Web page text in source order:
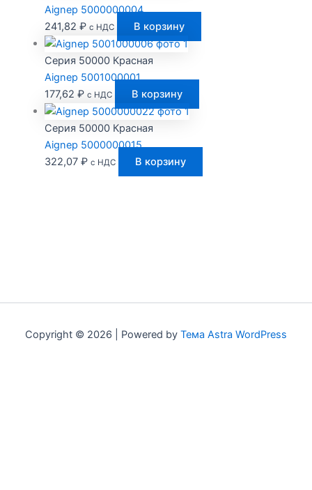
Aignep 5000000004
241,82 ₽ с НДС В корзину
Серия 50000 Красная
Aignep 5001000001
177,62 ₽ с НДС В корзину
Серия 50000 Красная
Aignep 5000000015
322,07 ₽ с НДС В корзину
Copyright © 2026 | Powered by Тема Astra WordPress